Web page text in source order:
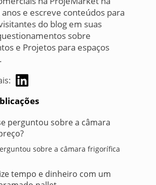
e escreve conteúdos para
do blog em suas
sobre
e Projetos para espaços
sobre a câmara frigorífica